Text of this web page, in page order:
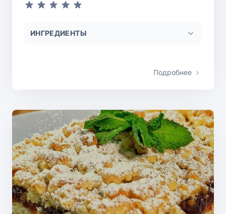
ИНГРЕДИЕНТЫ
Подробнее